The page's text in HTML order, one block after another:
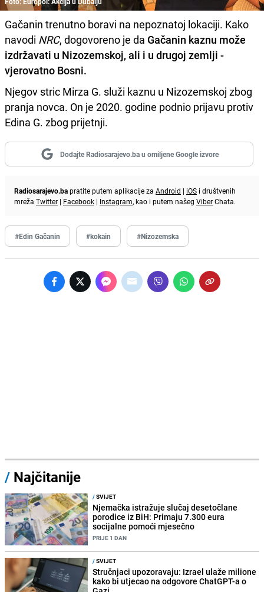
Gačanin trenutno boravi na nepoznatoj lokaciji. Kako
navodi NRC, dogovoreno je da Gačanin kaznu može
izdržavati u Nizozemskoj, ali i u drugoj zemlji -
vjerovatno Bosni.
Njegov stric Mirza G. služi kaznu u Nizozemskoj zbog
pranja novca. On je 2020. godine podnio prijavu protiv
Edina G. zbog prijetnji.
Dodajte Radiosarajevo.ba u omiljene Google izvore
Radiosarajevo.bapratite putem aplikacije za Android | iOS i društvenih
mreža Twitter | Facebook | Instagram, kao i putem našeg ViberChata.
#Edin Gačanin #kokain #Nizozemska
/ Najčitanije
/SVIJET
Njemačka istražuje slučaj desetočlane
porodice iz BiH: Primaju 7.300 eura
socijalne pomoći mjesečno
PRIJE 1 DAN
/SVIJET
Stručnjaci upozoravaju: Izrael ulaže milione
kako bi utjecao na odgovore ChatGPT-a o